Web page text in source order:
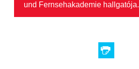
und Fernsehakademie hallgatója.